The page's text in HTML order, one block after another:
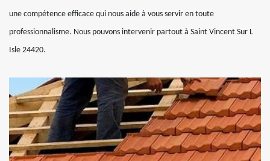
une compétence efficace qui nous aide à vous servir en toute
professionnalisme. Nous pouvons intervenir partout à Saint Vincent Sur L
Isle 24420.